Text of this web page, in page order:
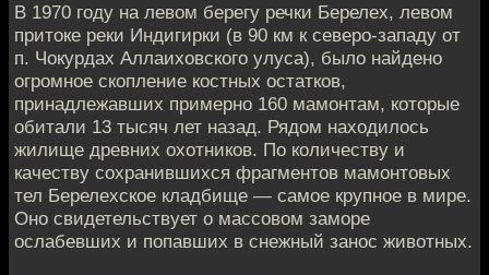
В 1970 году на левом берегу речки Берелех, левом
притоке реки Индигирки (в 90 км к северо-западу от
п. Чокурдах Аллаиховского улуса), было найдено
огромное скопление костных остатков,
принадлежавших примерно 160 мамонтам, которые
обитали 13 тысяч лет назад. Рядом находилось
жилище древних охотников. По количеству и
качеству сохранившихся фрагментов мамонтовых
тел Берелехское кладбище — самое крупное в мире.
Оно свидетельствует о массовом заморе
ослабевших и попавших в снежный занос животных.